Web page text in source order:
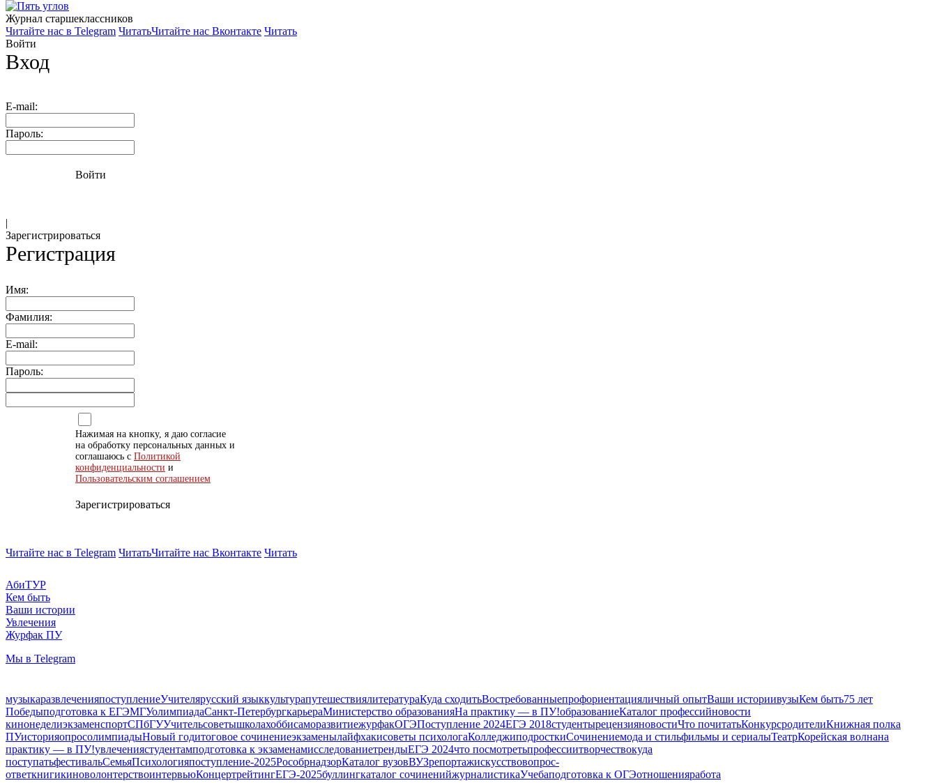
Журнал старшекласcников
Читайте нас в Telegram ЧитатьЧитайте нас Вконтакте Читать
Войти
Вход
E-mail:
Пароль:
Войти
|
Зарегистрироваться
Регистрация
Имя:
Фамилия:
E-mail:
Пароль:
Нажимая на кнопку, я даю согласие
на обработку персональных данных и
соглашаюсь с Политикой
конфиденциальности и
Пользовательским соглашением
Зарегистрироваться
Читайте нас в Telegram ЧитатьЧитайте нас Вконтакте Читать
АбиТУР
Кем быть
Ваши истории
Увлечения
Журфак ПУ
Мы в Telegram
музыкаразвлеченияпоступлениеУчителярусский языккультурапутешествиялитератураКуда сходитьВостребованныепрофориентацияличный опытВаши историивузыКем быть75 лет
Победыподготовка к ЕГЭМГУолимпиадаСанкт-ПетербургкарьераМинистерство образованияНа практику — в ПУ!образованиеКаталог профессийновости
кинонеделиэкзаменспортСПбГУУчительсоветышколахоббисаморазвитиежурфакОГЭПоступление 2024ЕГЭ 2018студентырецензияновостиЧто почитатьКонкурсродителиКнижная полка
ПУисторияопросолимпиадыНовый годитоговое сочинениеэкзаменылайфхакисоветы психологаКолледжиподросткиСочинениемода и стильфильмы и сериалыТеатрКорейская волнана
практику — в ПУ!увлечениястудентамподготовка к экзаменамисследованиетрендыЕГЭ 2024что посмотретьпрофессиитворчествокуда
поступатьфестивальСемьяПсихологияпоступление-2025РособрнадзорКаталог вузовВУЗрепортажискусствовопрос-
ответкнигикиноволонтерствоинтервьюКонцертрейтингЕГЭ-2025буллингкаталог сочиненийжурналистикаУчебаподготовка к ОГЭотношенияработа